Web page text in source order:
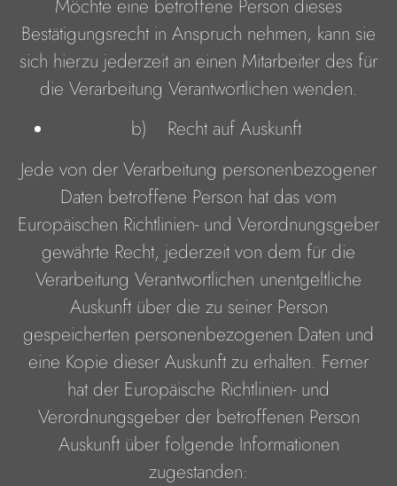
Möchte eine betroffene Person dieses
Bestätigungsrecht in Anspruch nehmen, kann sie
sich hierzu jederzeit an einen Mitarbeiter des für
die Verarbeitung Verantwortlichen wenden.
b) Recht auf Auskunft
Jede von der Verarbeitung personenbezogener
Daten betroffene Person hat das vom
Europäischen Richtlinien- und Verordnungsgeber
gewährte Recht, jederzeit von dem für die
Verarbeitung Verantwortlichen unentgeltliche
Auskunft über die zu seiner Person
gespeicherten personenbezogenen Daten und
eine Kopie dieser Auskunft zu erhalten. Ferner
hat der Europäische Richtlinien- und
Verordnungsgeber der betroffenen Person
Auskunft über folgende Informationen
zugestanden: